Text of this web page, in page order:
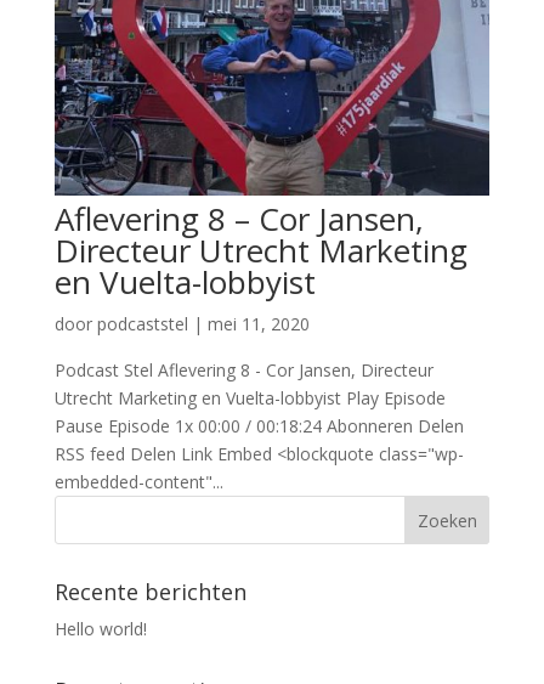
Aflevering 8 – Cor Jansen,
Directeur Utrecht Marketing
en Vuelta-lobbyist
door podcaststel | mei 11, 2020
Podcast Stel Aflevering 8 - Cor Jansen, Directeur
Utrecht Marketing en Vuelta-lobbyist Play Episode
Pause Episode 1x 00:00 / 00:18:24 Abonneren Delen
RSS feed Delen Link Embed <blockquote class="wp-
embedded-content"...
Recente berichten
Hello world!